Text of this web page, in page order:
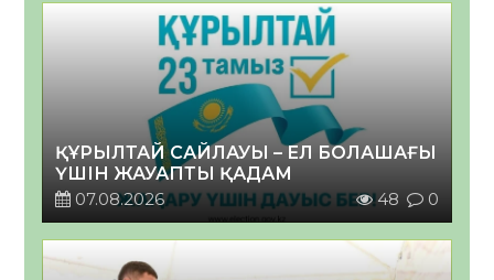
ҚҰРЫЛТАЙ САЙЛАУЫ – ЕЛ БОЛАШАҒЫ
ҮШІН ЖАУАПТЫ ҚАДАМ
07.08.2026
48 0